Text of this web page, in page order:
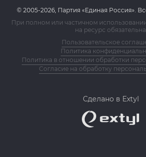
© 2005-2026, Партия «Единая Россия».
При полном или частичном
на ресурс обязательна
Пользовательское
Политика
Политика в отношении обработки
Согласие на обработку
Сделано в Extyl